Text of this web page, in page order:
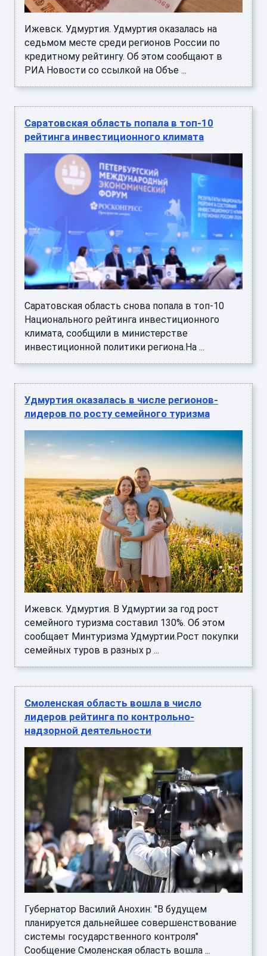
Ижевск. Удмуртия. Удмуртия оказалась на
седьмом месте среди регионов России по
кредитному рейтингу. Об этом сообщают в
РИА Новости со ссылкой на Объе ...
Саратовская область попала в топ-10
рейтинга инвестиционного климата
Саратовская область снова попала в топ‑10
Национального рейтинга инвестиционного
климата, сообщили в министерстве
инвестиционной политики региона.На ...
Удмуртия оказалась в числе регионов-
лидеров по росту семейного туризма
Ижевск. Удмуртия. В Удмуртии за год рост
семейного туризма составил 130%. Об этом
сообщает Минтуризма Удмуртии.Рост покупки
семейных туров в разных р ...
Смоленская область вошла в число
лидеров рейтинга по контрольно-
надзорной деятельности
Губернатор Василий Анохин: "В будущем
планируется дальнейшее совершенствование
системы государственного контроля"
Сообщение Смоленская область вошла ...